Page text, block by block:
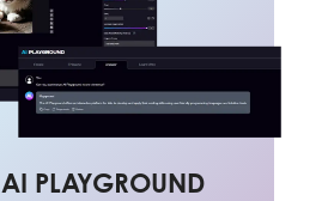
AI PLAYGROUND